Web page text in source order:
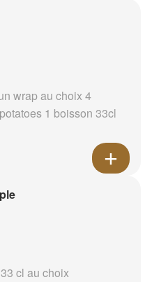
wrap au choix 4
1 boisson 33cl
cl au choix